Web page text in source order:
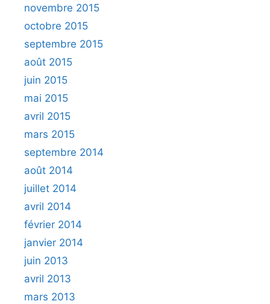
novembre 2015
octobre 2015
septembre 2015
août 2015
juin 2015
mai 2015
avril 2015
mars 2015
septembre 2014
août 2014
juillet 2014
avril 2014
février 2014
janvier 2014
juin 2013
avril 2013
mars 2013